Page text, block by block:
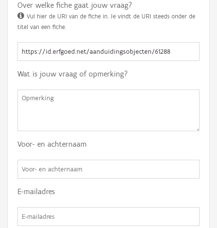
Over welke fiche gaat jouw vraag?
Vul hier de URI van de fiche in. Je vindt de URI steeds onder de
titel van een fiche.
Wat is jouw vraag of opmerking?
Voor- en achternaam
E-mailadres